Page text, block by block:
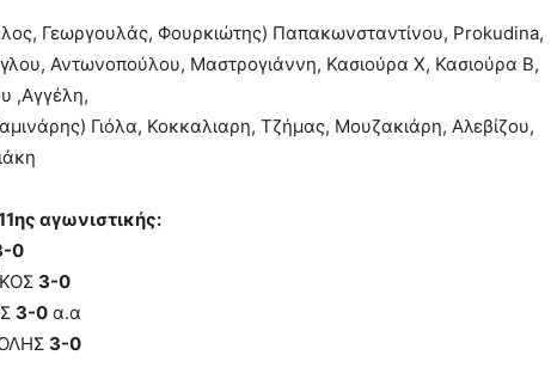
Γεωργουλάς, Φουρκιώτης) Παπακωνσταντίνου, Prokudina,
Αντωνοπούλου, Μαστρογιάννη, Κασιούρα Χ, Κασιούρα Β,
,Αγγέλη,
Γιόλα, Κοκκαλιαρη, Τζήμας, Μουζακιάρη, Αλεβίζου,
αγωνιστικής:
0
3-0
3-0 α.α
3-0